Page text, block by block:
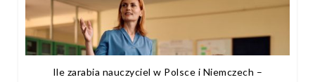
Ile zarabia nauczyciel w Polsce i Niemczech –